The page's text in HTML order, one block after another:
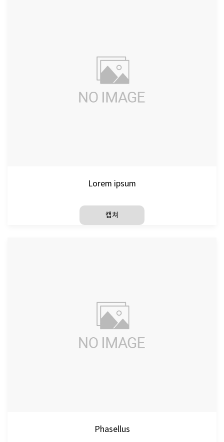
Lorem ipsum
캡쳐
Phasellus